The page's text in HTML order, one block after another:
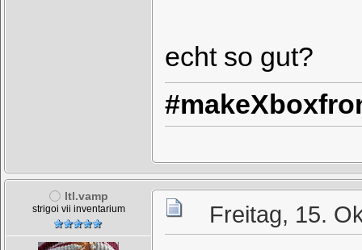
echt so gut?
ltl.vamp
strigoi vii inventarium Freitag, 15.